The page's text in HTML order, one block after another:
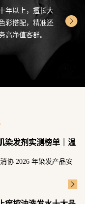
年以上，擅长大
彩搭配，精准还
高净值客群。
染发剂实测榜单｜温
年染发产品安